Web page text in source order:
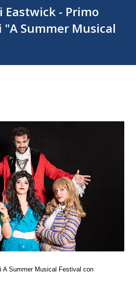
Eastwick - Primo
Summer Musical
A Summer Musical Festival con